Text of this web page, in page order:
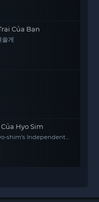
Của Bạn
게
Hyo Sim
shim's Independent